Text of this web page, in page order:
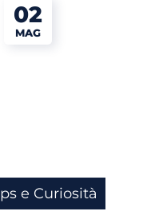
02
MAG
e Curiosità